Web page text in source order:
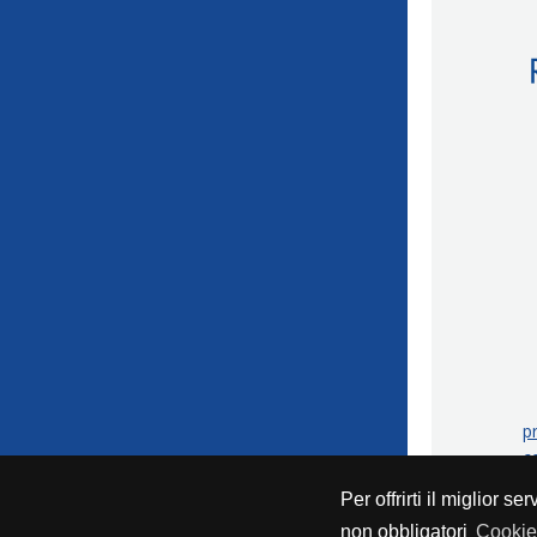
Per offrirti il miglior
non obbligatori